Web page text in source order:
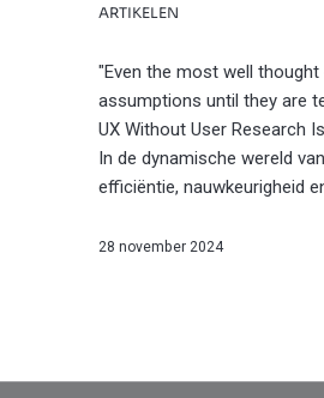
ARTIKELEN
"Even the most well
assumptions until they are
UX Without User Research
In de dynamische wereld
efficiëntie, nauwkeurigheid
28 november 2024